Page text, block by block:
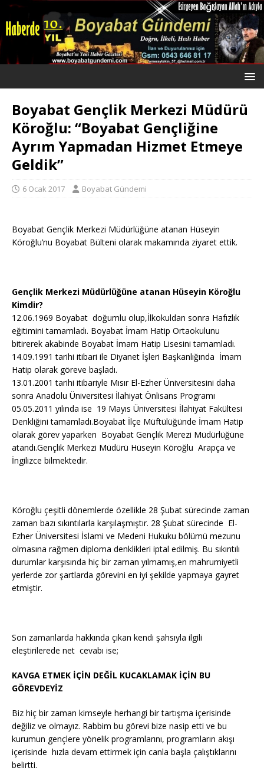
Boyabat Gençlik Merkezi Müdürü
Köroğlu: “Boyabat Gençliğine
Ayrım Yapmadan Hizmet Etmeye
Geldik”
6 Ocak 2017 Boyabat Gündemi
Boyabat Gençlik Merkezi Müdürlüğüne atanan Hüseyin
Köroğlu’nu Boyabat Bülteni olarak makamında ziyaret ettik.
Gençlik Merkezi Müdürlüğüne atanan Hüseyin Köroğlu
Kimdir?
12.06.1969 Boyabat doğumlu olup,İlkokuldan sonra Hafızlık
eğitimini tamamladı. Boyabat İmam Hatip Ortaokulunu
bitirerek akabinde Boyabat İmam Hatip Lisesini tamamladı.
14.09.1991 tarihi itibari ile Diyanet İşleri Başkanlığında İmam
Hatip olarak göreve başladı.
13.01.2001 tarihi itibariyle Mısır El-Ezher Üniversitesini daha
sonra Anadolu Üniversitesi İlahiyat Önlisans Programı
05.05.2011 yılında ise 19 Mayıs Üniversitesi İlahiyat Fakültesi
Denkliğini tamamladı.Boyabat İlçe Müftülüğünde İmam Hatip
olarak görev yaparken Boyabat Gençlik Merezi Müdürlüğüne
atandı.Gençlik Merkezi Müdürü Hüseyin Köroğlu Arapça ve
İngilizce bilmektedir.
Köroğlu çeşitli dönemlerde özellikle 28 Şubat sürecinde zaman
zaman bazı sıkıntılarla karşılaşmıştır. 28 Şubat sürecinde El-
Ezher Üniversitesi İslami ve Medeni Hukuku bölümü mezunu
olmasına rağmen diploma denklikleri iptal edilmiş. Bu sıkıntılı
durumlar karşısında hiç bir zaman yılmamış,en mahrumiyetli
yerlerde zor şartlarda görevini en iyi şekilde yapmaya gayret
etmiştir.
Son zamanlarda hakkında çıkan kendi şahsıyla ilgili
eleştirilerede net cevabı ise;
KAVGA ETMEK İÇİN DEĞİL KUCAKLAMAK İÇİN BU
GÖREVDEYİZ
Biz hiç bir zaman kimseyle herhangi bir tartışma içerisinde
değiliz ve olmayız. Rabbim bu görevi bize nasip etti ve bu
kurumun gençlere yönelik programlarını, programların akışı
içerisinde hızla devam ettirmek için canla başla çalıştıklarını
belirtti.